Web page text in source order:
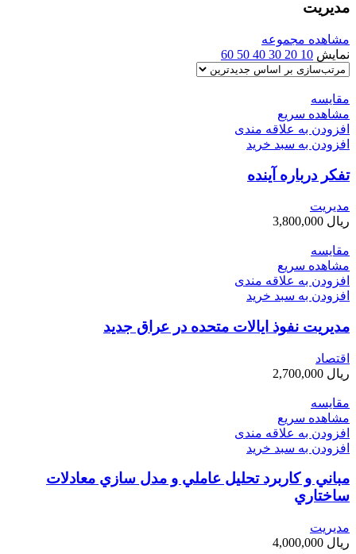
مديريت
مشاهده مجموعه
نمایش 10
20
30
40
50
60
مقایسه
مشاهده سریع
افزودن به علاقه مندی
افزودن به سبد خرید
تفكر درباره آينده
مديريت
ریال
مقایسه
مشاهده سریع
افزودن به علاقه مندی
افزودن به سبد خرید
مديريت نفوذ ايالات متحده در عراق جديد
اقتصاد
ریال
مقایسه
مشاهده سریع
افزودن به علاقه مندی
افزودن به سبد خرید
مباني و كاربرد تحليل عاملي و مدل سازي معادلات
ساختاري
مديريت
ریال